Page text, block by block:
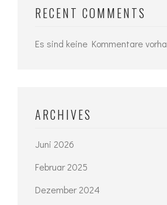
RECENT COMMENTS
Es sind keine Kommentare
ARCHIVES
Juni 2026
Februar 2025
Dezember 2024